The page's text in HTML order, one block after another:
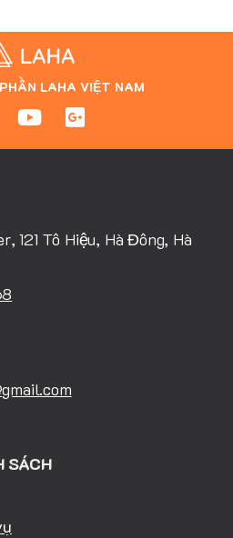
LAHA VIỆT NAM
121 Tô Hiệu, Hà Đông, Hà
SÁCH